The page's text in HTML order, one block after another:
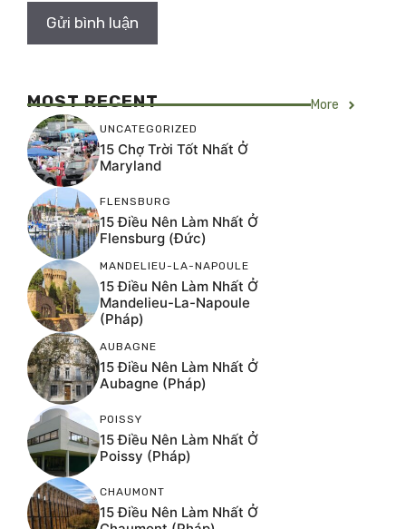
MOST RECENT More
UNCATEGORIZED
15 Chợ Trời Tốt Nhất Ở
Maryland
FLENSBURG
15 Điều Nên Làm Nhất Ở
Flensburg (Đức)
MANDELIEU-LA-NAPOULE
15 Điều Nên Làm Nhất Ở
Mandelieu-La-Napoule
(Pháp)
AUBAGNE
15 Điều Nên Làm Nhất Ở
Aubagne (Pháp)
POISSY
15 Điều Nên Làm Nhất Ở
Poissy (Pháp)
CHAUMONT
15 Điều Nên Làm Nhất Ở